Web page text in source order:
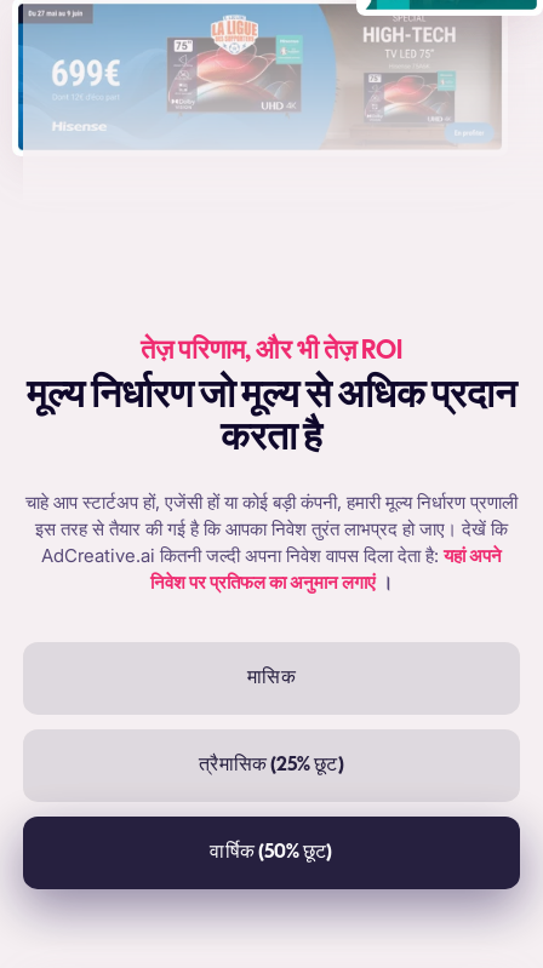
तेज़ परिणाम, और भी तेज़ ROI
मूल्य निर्धारण जो मूल्य से अधिक प्रदान
करता है
चाहे आप स्टार्टअप हों, एजेंसी हों या कोई बड़ी कंपनी, हमारी मूल्य निर्धारण प्रणाली
इस तरह से तैयार की गई है कि आपका निवेश तुरंत लाभप्रद हो जाए। देखें कि
AdCreative.ai कितनी जल्दी अपना निवेश वापस दिला देता है:यहां अपने
निवेश पर प्रतिफल का अनुमान लगाएं ।
मासिक
त्रैमासिक (25% छूट)
वार्षिक (50% छूट)